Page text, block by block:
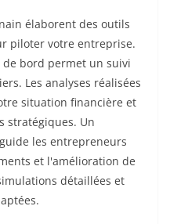
élaborent des outils
piloter votre entreprise.
de bord permet un suivi
Les analyses réalisées
situation financière et
stratégiques. Un
les entrepreneurs
et l'amélioration de
détaillées et